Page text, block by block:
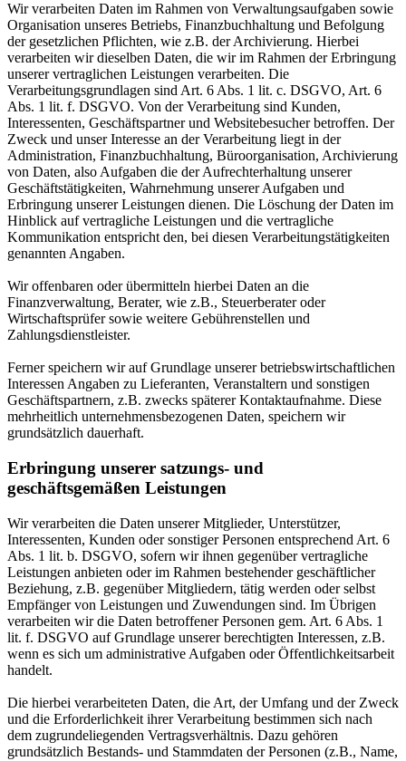
Wir verarbeiten Daten im Rahmen von Verwaltungsaufgaben sowie
Organisation unseres Betriebs, Finanzbuchhaltung und Befolgung
der gesetzlichen Pflichten, wie z.B. der Archivierung. Hierbei
verarbeiten wir dieselben Daten, die wir im Rahmen der Erbringung
unserer vertraglichen Leistungen verarbeiten. Die
Verarbeitungsgrundlagen sind Art. 6 Abs. 1 lit. c. DSGVO, Art. 6
Abs. 1 lit. f. DSGVO. Von der Verarbeitung sind Kunden,
Interessenten, Geschäftspartner und Websitebesucher betroffen. Der
Zweck und unser Interesse an der Verarbeitung liegt in der
Administration, Finanzbuchhaltung, Büroorganisation, Archivierung
von Daten, also Aufgaben die der Aufrechterhaltung unserer
Geschäftstätigkeiten, Wahrnehmung unserer Aufgaben und
Erbringung unserer Leistungen dienen. Die Löschung der Daten im
Hinblick auf vertragliche Leistungen und die vertragliche
Kommunikation entspricht den, bei diesen Verarbeitungstätigkeiten
genannten Angaben.
Wir offenbaren oder übermitteln hierbei Daten an die
Finanzverwaltung, Berater, wie z.B., Steuerberater oder
Wirtschaftsprüfer sowie weitere Gebührenstellen und
Zahlungsdienstleister.
Ferner speichern wir auf Grundlage unserer betriebswirtschaftlichen
Interessen Angaben zu Lieferanten, Veranstaltern und sonstigen
Geschäftspartnern, z.B. zwecks späterer Kontaktaufnahme. Diese
mehrheitlich unternehmensbezogenen Daten, speichern wir
grundsätzlich dauerhaft.
Erbringung unserer satzungs- und
geschäftsgemäßen Leistungen
Wir verarbeiten die Daten unserer Mitglieder, Unterstützer,
Interessenten, Kunden oder sonstiger Personen entsprechend Art. 6
Abs. 1 lit. b. DSGVO, sofern wir ihnen gegenüber vertragliche
Leistungen anbieten oder im Rahmen bestehender geschäftlicher
Beziehung, z.B. gegenüber Mitgliedern, tätig werden oder selbst
Empfänger von Leistungen und Zuwendungen sind. Im Übrigen
verarbeiten wir die Daten betroffener Personen gem. Art. 6 Abs. 1
lit. f. DSGVO auf Grundlage unserer berechtigten Interessen, z.B.
wenn es sich um administrative Aufgaben oder Öffentlichkeitsarbeit
handelt.
Die hierbei verarbeiteten Daten, die Art, der Umfang und der Zweck
und die Erforderlichkeit ihrer Verarbeitung bestimmen sich nach
dem zugrundeliegenden Vertragsverhältnis. Dazu gehören
grundsätzlich Bestands- und Stammdaten der Personen (z.B., Name,